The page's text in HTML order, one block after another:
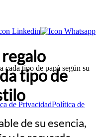
cada tipo de papá según su
de PrivacidadPolítica de
tipo de
de su esencia,